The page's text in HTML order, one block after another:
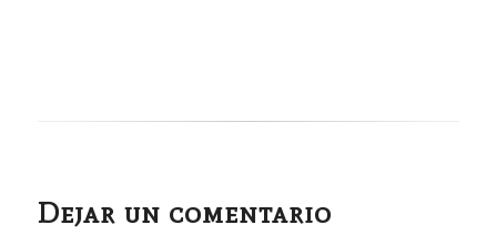
Dejar un comentario